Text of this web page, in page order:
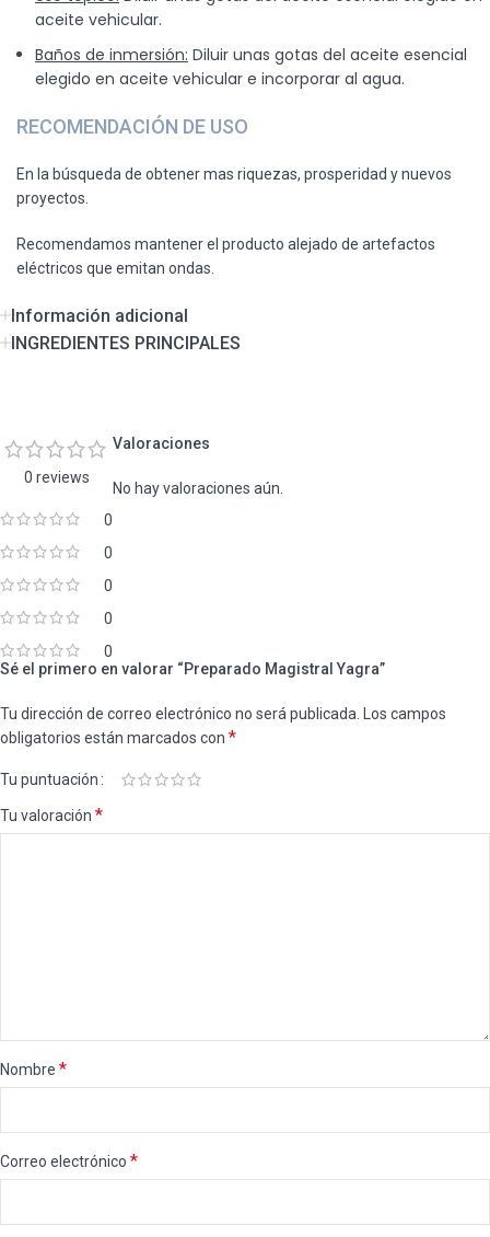
aceite vehicular.
Baños de inmersión: Diluir unas gotas del aceite esencial
elegido en aceite vehicular e incorporar al agua.
RECOMENDACIÓN DE USO
En la búsqueda de obtener mas riquezas, prosperidad y nuevos
proyectos.
Recomendamos mantener el producto alejado de artefactos
eléctricos que emitan ondas.
Información adicional
INGREDIENTES PRINCIPALES
0 reviews
0
0
0
0
0
Valoraciones
No hay valoraciones aún.
Sé el primero en valorar “Preparado Magistral Yagra”
Tu dirección de correo electrónico no será publicada.
Los campos
obligatorios están marcados con *
Tu puntuación
Tu valoración *
Nombre *
Correo electrónico *